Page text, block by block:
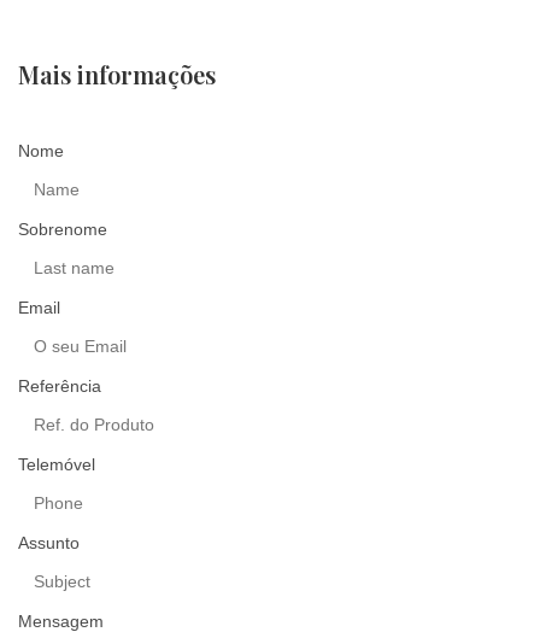
Mais informações
Nome
Sobrenome
Email
Referência
Telemóvel
Assunto
Mensagem